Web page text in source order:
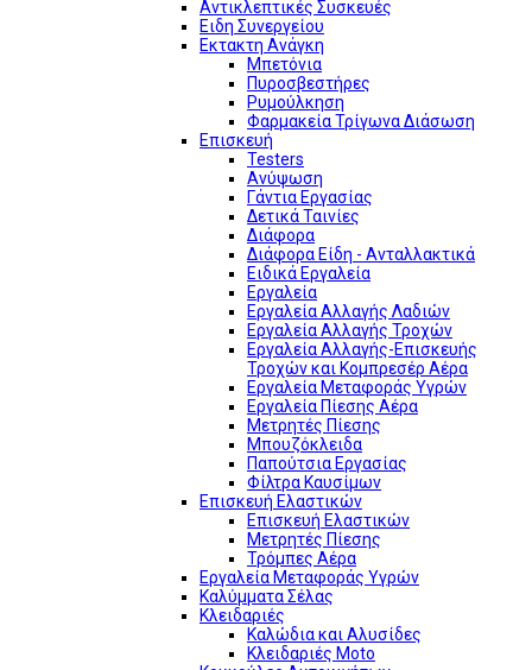
Αντικλεπτικές Συσκευές
Ειδη Συνεργείου
Εκτακτη Ανάγκη
Μπετόνια
Πυροσβεστήρες
Ρυμούλκηση
Φαρμακεία Τρίγωνα Διάσωση
Επισκευή
Testers
Ανύψωση
Γάντια Εργασίας
Δετικά Ταινίες
Διάφορα
Διάφορα Είδη - Ανταλλακτικά
Ειδικά Εργαλεία
Εργαλεία
Εργαλεία Αλλαγής Λαδιών
Εργαλεία Αλλαγής Τροχών
Εργαλεία Αλλαγής-Επισκευής
Τροχών και Κομπρεσέρ Αέρα
Εργαλεία Μεταφοράς Υγρών
Εργαλεία Πίεσης Αέρα
Μετρητές Πίεσης
Μπουζόκλειδα
Παπούτσια Εργασίας
Φίλτρα Καυσίμων
Επισκευή Ελαστικών
Επισκευή Ελαστικών
Μετρητές Πίεσης
Τρόμπες Αέρα
Εργαλεία Μεταφοράς Υγρών
Καλύμματα Σέλας
Κλειδαριές
Καλώδια και Αλυσίδες
Κλειδαριές Moto